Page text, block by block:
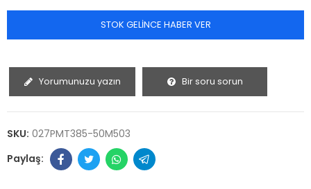
STOK GELINCE HABER VER
Yorumunuzu yazın Bir soru sorun
SKU: 027PMT385-50M503